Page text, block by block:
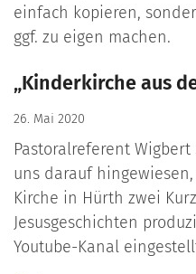
einfach kopieren,
ggf. zu eigen machen.
„Kinderkirche aus
26. Mai 2020
Pastoralreferent
uns darauf
Kirche in Hürth zwei
Jesusgeschichten
Youtube-Kanal